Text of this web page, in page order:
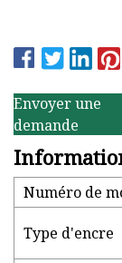
Envoyer une
demande
Numéro de
Type d'encre